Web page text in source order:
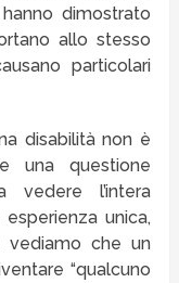
dimostrato
allo stesso
particolari
disabilità non è
una questione
vedere l’intera
unica,
vediamo che un
“qualcuno